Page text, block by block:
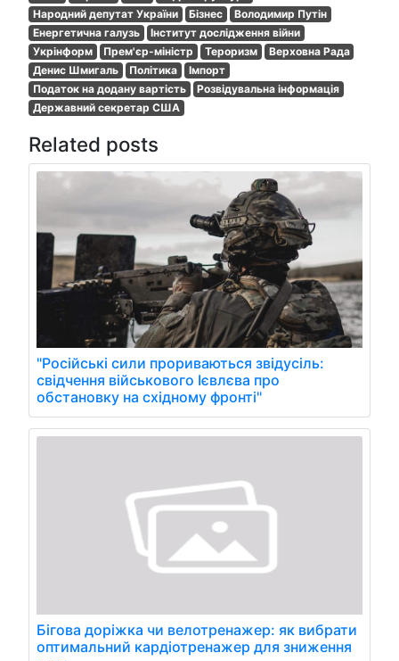
Народний депутат України
Бізнес
Володимир Путін
Енергетична галузь
Інститут дослідження війни
Укрінформ
Прем'єр-міністр Тероризм
Верховна Рада
Денис Шмигаль
Політика
Імпорт
Податок на додану вартість
Розвідувальна інформація
Державний секретар США
Related posts
"Російські сили прориваються звідусіль:
свідчення військового Ієвлєва про
обстановку на східному фронті"
Бігова доріжка чи велотренажер: як вибрати
оптимальний кардіотренажер для зниження